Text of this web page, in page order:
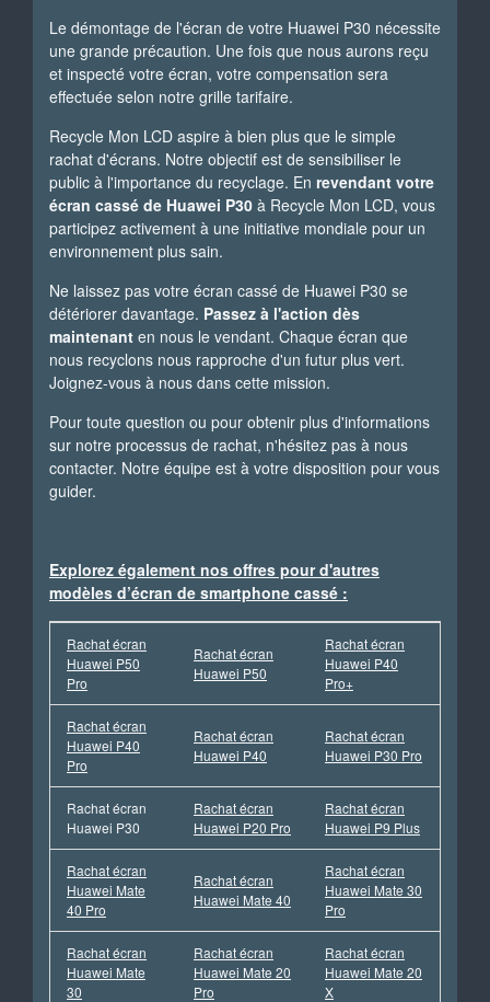
Le démontage de l'écran de votre Huawei P30 nécessite
une grande précaution. Une fois que nous aurons reçu
et inspecté votre écran, votre compensation sera
effectuée selon notre grille tarifaire.
Recycle Mon LCD aspire à bien plus que le simple
rachat d'écrans. Notre objectif est de sensibiliser le
public à l'importance du recyclage. En revendant votre
écran cassé de Huawei P30 à Recycle Mon LCD, vous
participez activement à une initiative mondiale pour un
environnement plus sain.
Ne laissez pas votre écran cassé de Huawei P30 se
détériorer davantage. Passez à l'action dès
maintenant en nous le vendant. Chaque écran que
nous recyclons nous rapproche d'un futur plus vert.
Joignez-vous à nous dans cette mission.
Pour toute question ou pour obtenir plus d'informations
sur notre processus de rachat, n'hésitez pas à nous
contacter. Notre équipe est à votre disposition pour vous
guider.
Explorez également nos offres pour d'autres
modèles d’écran de smartphone cassé :
Rachat écran
Huawei P50
Pro
Rachat écran
Huawei P50
Rachat écran
Huawei P40
Pro+
Rachat écran
Huawei P40
Pro
Rachat écran
Huawei P40
Rachat écran
Huawei P30 Pro
Rachat écran
Huawei P30
Rachat écran
Huawei P20 Pro
Rachat écran
Huawei P9 Plus
Rachat écran
Huawei Mate
40 Pro
Rachat écran
Huawei Mate 40
Rachat écran
Huawei Mate 30
Pro
Rachat écran
Huawei Mate
30
Rachat écran
Huawei Mate 20
Pro
Rachat écran
Huawei Mate 20
X